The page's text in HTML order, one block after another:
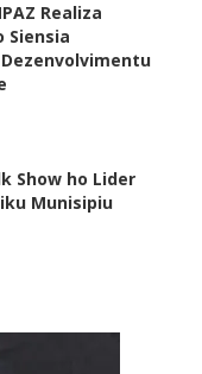
Realiza
Siensia
Show ho Lider
Munisipiu